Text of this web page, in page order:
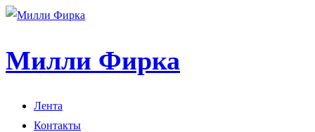
Милли Фирка
Лента
Контакты